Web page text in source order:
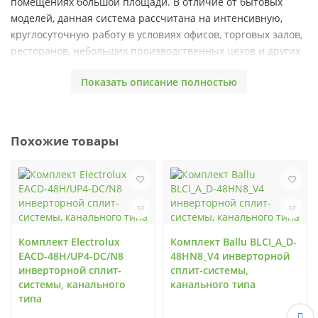
моделей, данная система рассчитана на интенсивную,
круглосуточную работу в условиях офисов, торговых залов,
ресторанов, небольших производственных цехов и других
интеграция в существующую или проектируемую систему
и локальные перепады температуры.
Конструктивные особенности и
принцип работы
Система состоит из двух основных блоков: наружного
(испарительного) канального.
Наружный блок
размещается на улице, на крыше или в технических
помещениях.Внутренний блок монтируется внутри
помещения, обычно в технических зонах (подвесные
потолки, чердаки, вентиляционные шахты) и подключается
Показать описание полностью
Похожие товары
Комплект Electrolux
EACD-48H/UP4-DC/N8
инверторной сплит-
системы, канального
типа
Комплект Ballu BLCI_A_D-
48HN8_V4 инверторной
сплит-системы,
канального типа